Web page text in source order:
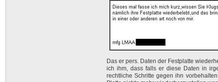
Das er pers. Daten der Festplatte
ich ihm, dass falls er diese Daten in
rechtliche Schritte gegen ihn